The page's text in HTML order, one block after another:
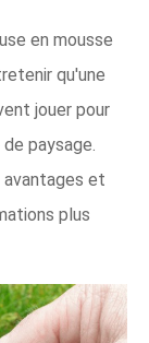
en mousse
qu'une
jouer pour
paysage.
avantages et
plus